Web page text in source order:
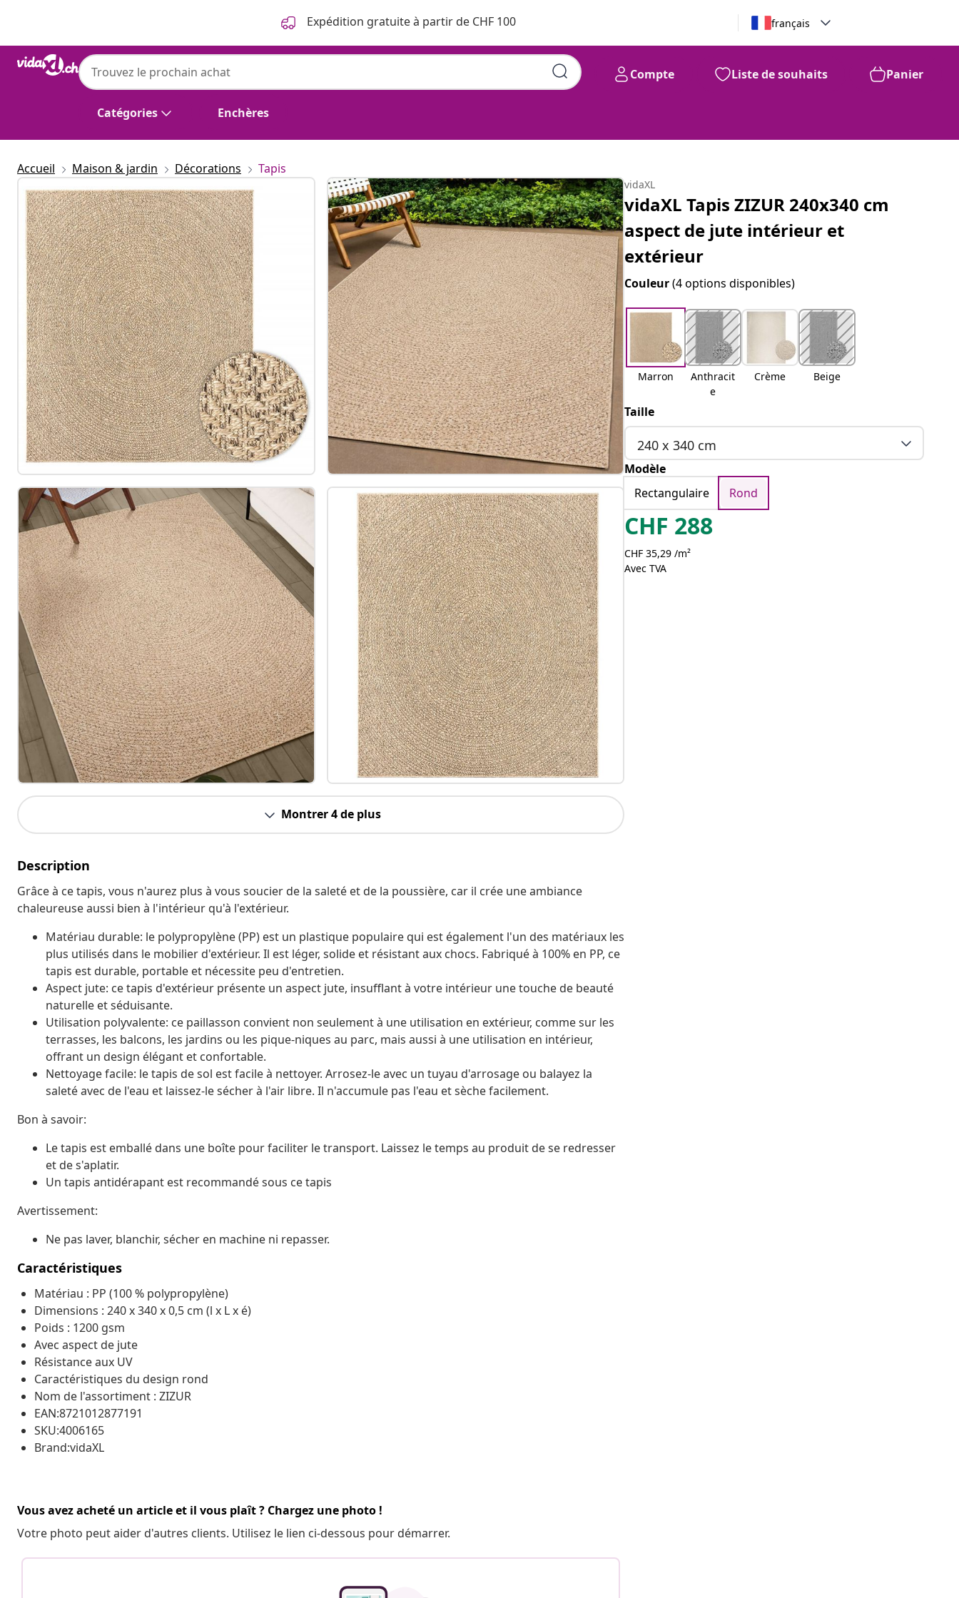
Expédition gratuite à partir de CHF 100 français
Catégories Enchères
Compte Liste de souhaits Panier
Accueil Maison & jardin Décorations Tapis
Montrer 4 de plus
Description
Grâce à ce tapis, vous n'aurez plus à vous soucier de la saleté et de la poussière, car il crée une ambiance
chaleureuse aussi bien à l'intérieur qu'à l'extérieur.
Matériau durable: le polypropylène (PP) est un plastique populaire qui est également l'un des matériaux les
plus utilisés dans le mobilier d'extérieur. Il est léger, solide et résistant aux chocs. Fabriqué à 100% en PP, ce
tapis est durable, portable et nécessite peu d'entretien.
Aspect jute: ce tapis d'extérieur présente un aspect jute, insufflant à votre intérieur une touche de beauté
naturelle et séduisante.
Utilisation polyvalente: ce paillasson convient non seulement à une utilisation en extérieur, comme sur les
terrasses, les balcons, les jardins ou les pique-niques au parc, mais aussi à une utilisation en intérieur,
offrant un design élégant et confortable.
Nettoyage facile: le tapis de sol est facile à nettoyer. Arrosez-le avec un tuyau d'arrosage ou balayez la
saleté avec de l'eau et laissez-le sécher à l'air libre. Il n'accumule pas l'eau et sèche facilement.
Bon à savoir:
Le tapis est emballé dans une boîte pour faciliter le transport. Laissez le temps au produit de se redresser
et de s'aplatir.
Un tapis antidérapant est recommandé sous ce tapis
Avertissement:
Ne pas laver, blanchir, sécher en machine ni repasser.
Caractéristiques
Matériau : PP (100 % polypropylène)
Dimensions : 240 x 340 x 0,5 cm (l x L x é)
Poids : 1200 gsm
Avec aspect de jute
Résistance aux UV
Caractéristiques du design rond
Nom de l'assortiment : ZIZUR
EAN:8721012877191
SKU:4006165
Brand:vidaXL
Vous avez acheté un article et il vous plaît ? Chargez une photo !
Votre photo peut aider d'autres clients. Utilisez le lien ci-dessous pour démarrer.
vidaXL
vidaXL Tapis ZIZUR 240x340 cm
aspect de jute intérieur et
extérieur
Couleur(4 options disponibles)
Marron
Anthracit
e
Crème Beige
Taille
240 x 340 cm
Modèle
Rectangulaire
Rond
CHF 288
CHF 35,29 /m²
Avec TVA